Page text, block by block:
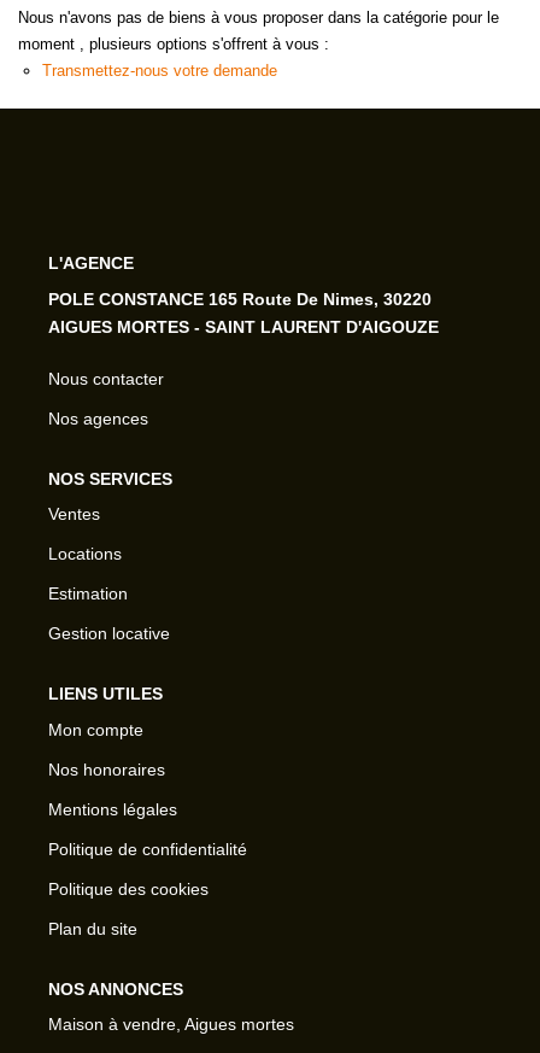
Nous n'avons pas de biens à vous proposer dans la catégorie pour le
moment , plusieurs options s'offrent à vous :
Transmettez-nous votre demande
L'AGENCE
POLE CONSTANCE 165 Route De Nimes, 30220
AIGUES MORTES - SAINT LAURENT D'AIGOUZE
Nous contacter
Nos agences
NOS SERVICES
Ventes
Locations
Estimation
Gestion locative
LIENS UTILES
Mon compte
Nos honoraires
Mentions légales
Politique de confidentialité
Politique des cookies
Plan du site
NOS ANNONCES
Maison à vendre, Aigues mortes